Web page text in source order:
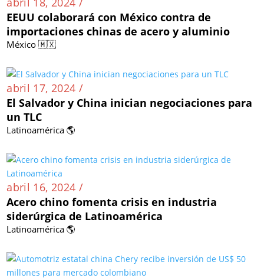
EEUU colaborará con México contra de
importaciones chinas de acero y aluminio
México 🇲🇽
abril 17, 2024 /
El Salvador y China inician negociaciones para
un TLC
Latinoamérica 🌎
abril 16, 2024 /
Acero chino fomenta crisis en industria
siderúrgica de Latinoamérica
Latinoamérica 🌎